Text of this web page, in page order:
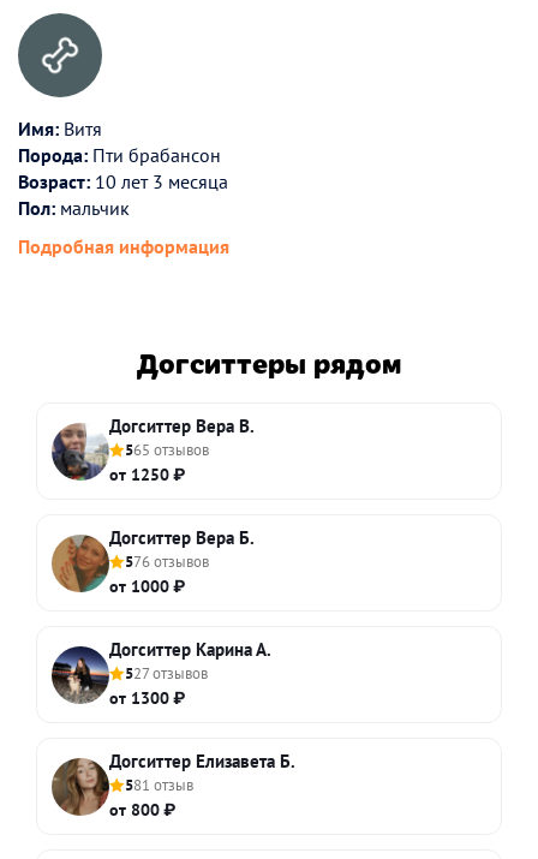
Имя: Витя
Порода: Пти брабансон
Возраст: 10 лет 3 месяца
Пол: мальчик
Подробная информация
Догситтеры рядом
Догситтер Вера В.
565 отзывов
от 1250 ₽
Догситтер Вера Б.
576 отзывов
от 1000 ₽
Догситтер Карина А.
527 отзывов
от 1300 ₽
Догситтер Елизавета Б.
581 отзыв
от 800 ₽